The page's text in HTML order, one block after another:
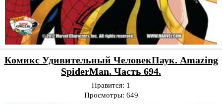
Комикс Удивительный ЧеловекПаук. Amazing
SpiderMan. Часть 694.
Нравится: 1
Просмотры: 649